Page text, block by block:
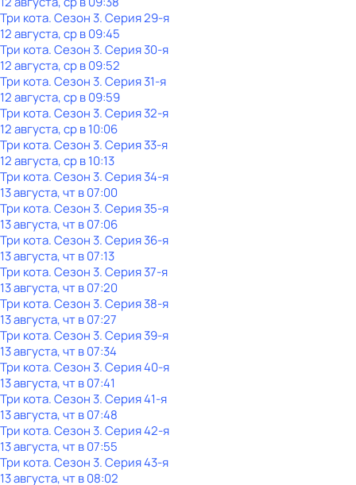
Три кота. Сезон 3. Серия 29-я
12 августа, ср в 09:45
Три кота. Сезон 3. Серия 30-я
12 августа, ср в 09:52
Три кота. Сезон 3. Серия 31-я
12 августа, ср в 09:59
Три кота. Сезон 3. Серия 32-я
12 августа, ср в 10:06
Три кота. Сезон 3. Серия 33-я
12 августа, ср в 10:13
Три кота. Сезон 3. Серия 34-я
13 августа, чт в 07:00
Три кота. Сезон 3. Серия 35-я
13 августа, чт в 07:06
Три кота. Сезон 3. Серия 36-я
13 августа, чт в 07:13
Три кота. Сезон 3. Серия 37-я
13 августа, чт в 07:20
Три кота. Сезон 3. Серия 38-я
13 августа, чт в 07:27
Три кота. Сезон 3. Серия 39-я
13 августа, чт в 07:34
Три кота. Сезон 3. Серия 40-я
13 августа, чт в 07:41
Три кота. Сезон 3. Серия 41-я
13 августа, чт в 07:48
Три кота. Сезон 3. Серия 42-я
13 августа, чт в 07:55
Три кота. Сезон 3. Серия 43-я
13 августа, чт в 08:02